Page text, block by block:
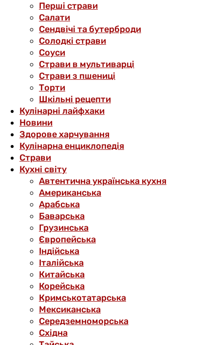
Перші страви
Салати
Сендвічі та бутерброди
Солодкі страви
Соуси
Страви в мультиварці
Страви з пшениці
Торти
Шкільні рецепти
Кулінарні лайфхаки
Новини
Здорове харчування
Кулінарна енциклопедія
Страви
Кухні світу
Автентична українська кухня
Американська
Арабська
Баварська
Грузинська
Європейська
Індійська
Італійська
Китайська
Корейська
Кримськотатарська
Мексиканська
Середземноморська
Східна